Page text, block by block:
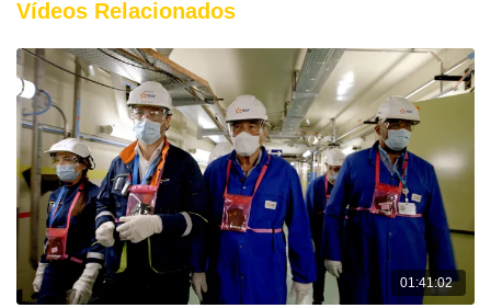
visualização do público ou aos desafios económicos – é evidente
estratégias, sempre fortemente marcados pelo empenho dos
operadores e colaboradores.
Vídeos Relacionados
01:41:02